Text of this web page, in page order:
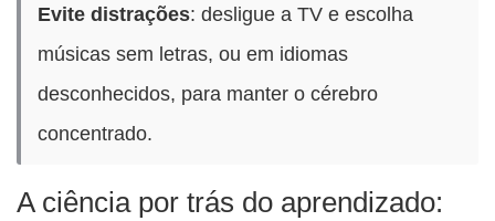
Evite distrações: desligue a TV e escolha
músicas sem letras, ou em idiomas
desconhecidos, para manter o cérebro
concentrado.
A ciência por trás do aprendizado: